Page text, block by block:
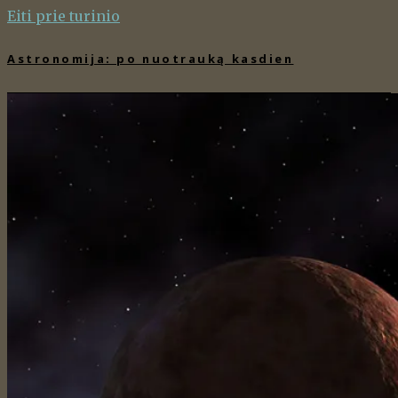
Eiti prie turinio
Astronomija: po nuotrauką kasdien